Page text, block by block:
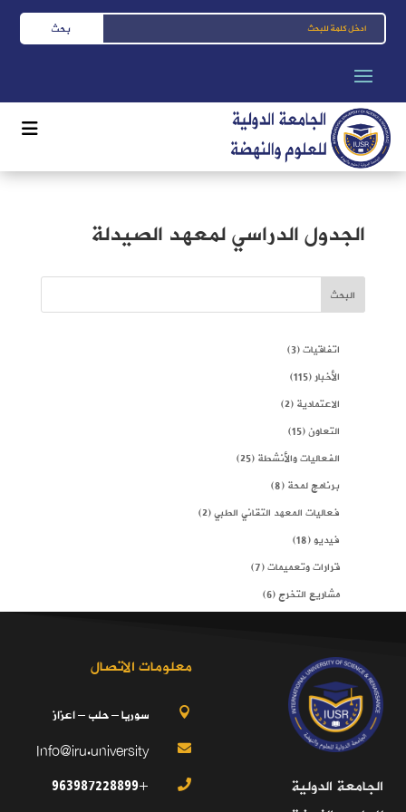
الجدول الدراسي لمعهد الصيدلة
البحث
اتفاقيات(3)
الأخبار(115)
الاعتمادية(2)
التعاون(15)
الفعاليات والأنشطة(25)
برنامج لمحة(8)
فعاليات المعهد التقاني الطبي(2)
فيديو(18)
قرارات وتعميمات(7)
مشاريع التخرج(6)
الجامعة الدولية
معلومات الاتصال
 سوريا – حلب – اعزاز

Info@iru.university

+963987228899